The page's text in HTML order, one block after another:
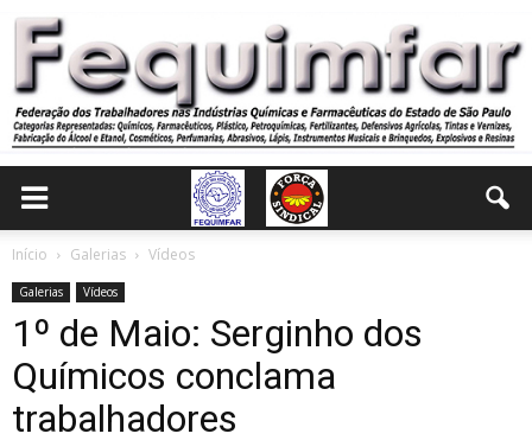
Início Galerias Vídeos
Galerias Vídeos
1º de Maio: Serginho dos
Químicos conclama
trabalhadores